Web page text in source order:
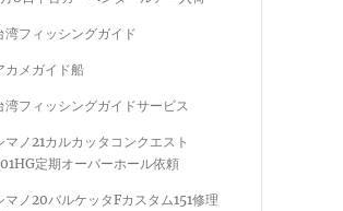
湾フィッシングガイド
カメガイド船
湾フィッシングガイドサービス
マノ21カルカッタコンクエスト
定期オーバーホール依頼
マノ20バルケッタFカスタム151修理